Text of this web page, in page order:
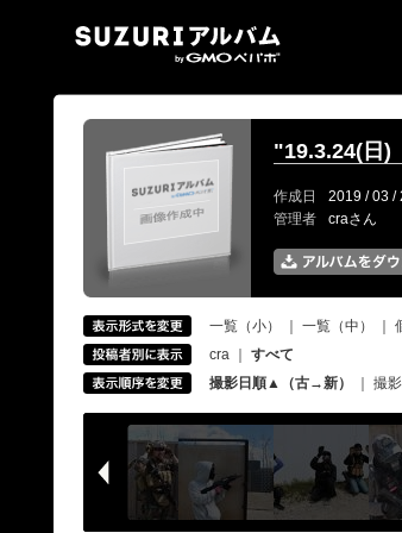
"19.3.24(日)
作成日 2019 / 03 /
管理者
craさん
一覧（小） 一覧（中）
cra
すべて
撮影日順▲（古→新）
撮